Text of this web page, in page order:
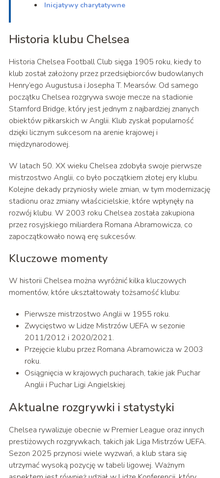
Inicjatywy charytatywne
Historia klubu Chelsea
Historia Chelsea Football Club sięga 1905 roku, kiedy to
klub został założony przez przedsiębiorców budowlanych
Henry’ego Augustusa i Josepha T. Mearsów. Od samego
początku Chelsea rozgrywa swoje mecze na stadionie
Stamford Bridge, który jest jednym z najbardziej znanych
obiektów piłkarskich w Anglii. Klub zyskał popularność
dzięki licznym sukcesom na arenie krajowej i
międzynarodowej.
W latach 50. XX wieku Chelsea zdobyła swoje pierwsze
mistrzostwo Anglii, co było początkiem złotej ery klubu.
Kolejne dekady przyniosły wiele zmian, w tym modernizację
stadionu oraz zmiany właścicielskie, które wpłynęły na
rozwój klubu. W 2003 roku Chelsea została zakupiona
przez rosyjskiego miliardera Romana Abramowicza, co
zapoczątkowało nową erę sukcesów.
Kluczowe momenty
W historii Chelsea można wyróżnić kilka kluczowych
momentów, które ukształtowały tożsamość klubu:
Pierwsze mistrzostwo Anglii w 1955 roku.
Zwycięstwo w Lidze Mistrzów UEFA w sezonie
2011/2012 i 2020/2021.
Przejęcie klubu przez Romana Abramowicza w 2003
roku.
Osiągnięcia w krajowych pucharach, takie jak Puchar
Anglii i Puchar Ligi Angielskiej.
Aktualne rozgrywki i statystyki
Chelsea rywalizuje obecnie w Premier League oraz innych
prestiżowych rozgrywkach, takich jak Liga Mistrzów UEFA.
Sezon 2025 przynosi wiele wyzwań, a klub stara się
utrzymać wysoką pozycję w tabeli ligowej. Ważnym